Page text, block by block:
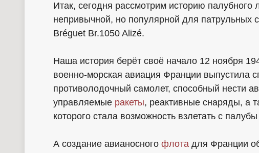
Итак, сегодня рассмотрим историю палубного
непривычной, но популярной для патрульных
Bréguet Br.1050 Alizé.
Наша история берёт своё начало 12 ноября
военно-морская авиация Франции выпустила
противолодочный самолет, способный нести
управляемые ракеты, реактивные снаряды, а
которого стала возможность взлетать с
А создание авианосного флота для Франции